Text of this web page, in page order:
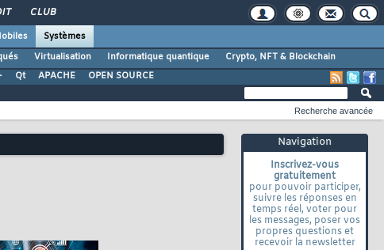
CLUB
Systèmes
Virtualisation Informatique quantique
Crypto, NFT & Blockchain
Qt APACHE OPEN SOURCE
Navigation
Inscrivez-vous
gratuitement
pour pouvoir participer,
suivre les réponses en
temps réel, voter pour
les messages, poser vos
propres questions et
recevoir la newsletter
Recherche avancée